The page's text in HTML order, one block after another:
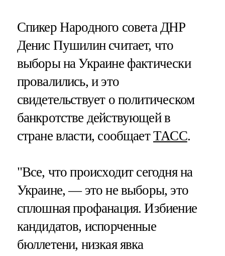
Спикер Народного совета ДНР
Денис Пушилин считает, что
выборы на Украине фактически
провалились, и это
свидетельствует о политическом
банкротстве действующей в
стране власти, сообщаетТАСС.
"Все, что происходит сегодня на
Украине, — это не выборы, это
сплошная профанация. Избиение
кандидатов, испорченные
бюллетени, низкая явка